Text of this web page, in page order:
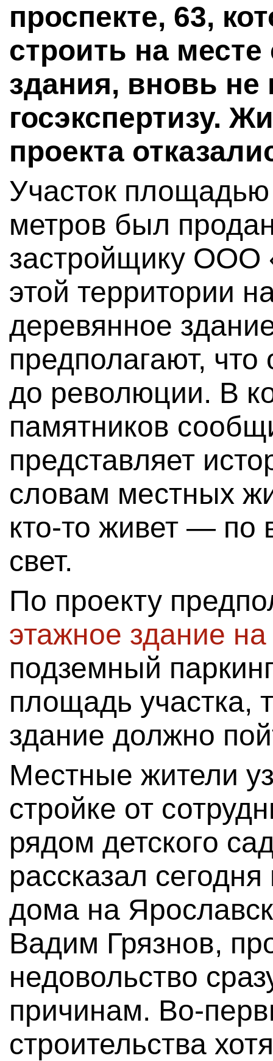
проспекте, 63,
строить на месте
здания, вновь
госэкспертизу.
проекта
Участок
метров был
застройщику
этой территории
деревянное
предполагают,
до революции. В
памятников
представляет
словам местных
кто-то живет — по
свет.
По проекту
этажное здание
подземный
площадь участка,
здание должно
Местные жители
стройке от
рядом детского
рассказал
дома на
Вадим Грязнов,
недовольство
причинам. Во-
строительства